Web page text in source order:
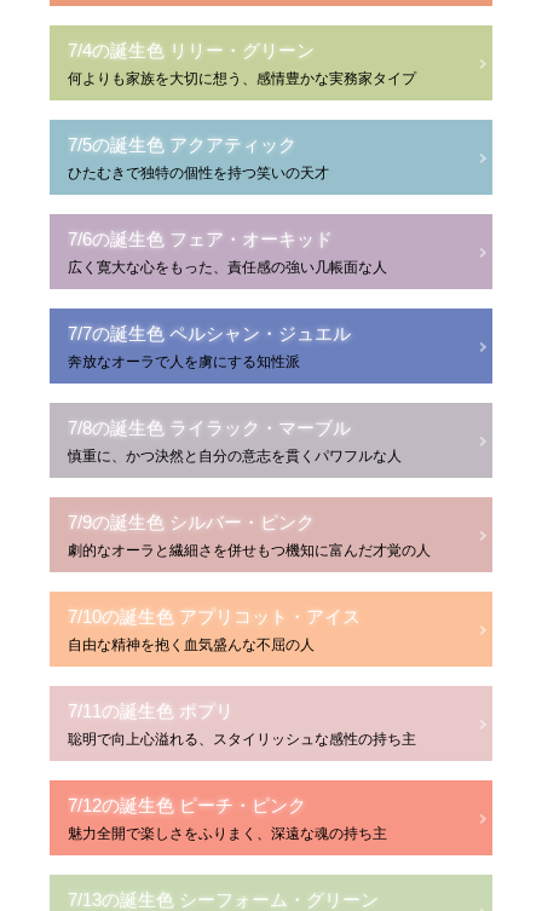
7/4の誕生色 リリー・グリーン
何よりも家族を大切に想う、感情豊かな実務家タイプ
7/5の誕生色 アクアティック
ひたむきで独特の個性を持つ笑いの天才
7/6の誕生色 フェア・オーキッド
広く寛大な心をもった、責任感の強い几帳面な人
7/7の誕生色 ペルシャン・ジュエル
奔放なオーラで人を虜にする知性派
7/8の誕生色 ライラック・マーブル
慎重に、かつ決然と自分の意志を貫くパワフルな人
7/9の誕生色 シルバー・ピンク
劇的なオーラと繊細さを併せもつ機知に富んだ才覚の人
7/10の誕生色 アプリコット・アイス
自由な精神を抱く血気盛んな不屈の人
7/11の誕生色 ポプリ
聡明で向上心溢れる、スタイリッシュな感性の持ち主
7/12の誕生色 ピーチ・ピンク
魅力全開で楽しさをふりまく、深遠な魂の持ち主
7/13の誕生色 シーフォーム・グリーン